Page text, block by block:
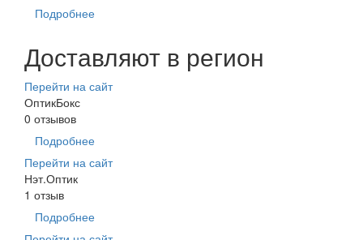
Подробнее
Доставляют в регион
Перейти на сайт
ОптикБокс
0 отзывов
Подробнее
Перейти на сайт
Нэт.Оптик
1 отзыв
Подробнее